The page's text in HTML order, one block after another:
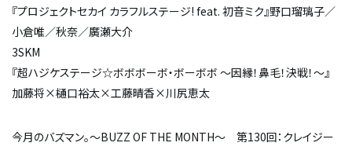
『プロジェクトセカイ カラフルステージ! feat. 初音ミク』野口瑠璃子／
小倉唯／秋奈／廣瀬大介
3SKM
『超ハジケステージ☆ボボボーボ・ボーボボ ～因縁！鼻毛！決戦！～』
加藤将×樋口裕太×工藤晴香×川尻恵太
今月のバズマン。～BUZZ OF THE MONTH～ 第130回：クレイジー